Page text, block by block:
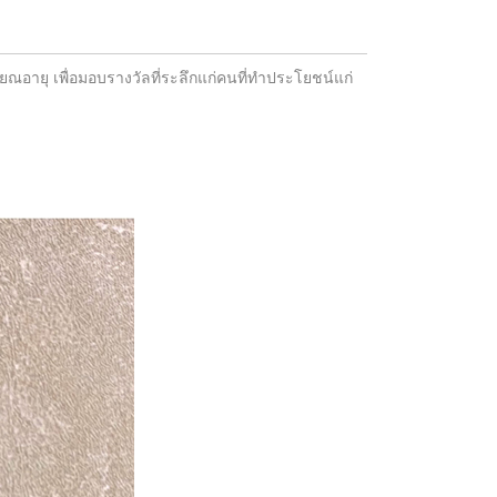
ณอายุ เพื่อมอบรางวัลที่ระลึกแก่คนที่ทำประโยชน์แก่